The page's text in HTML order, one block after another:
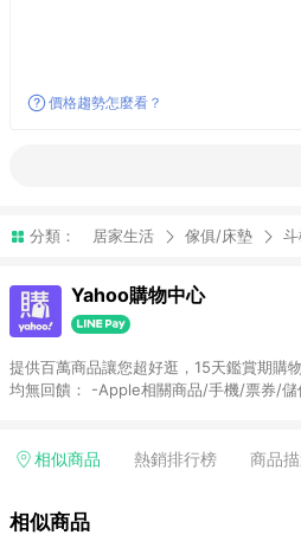
價格趨勢怎麼看？
分類： 居家生活 傢俱/床墊
Yahoo購物中心
提供百萬商品讓您超好逛，15天鑑賞期購物保障！
均無回饋： -Apple相關商品/手機/票券/
Yahoo超贈點回饋者 - 購物中心商店之商
相似商品 熱銷排行榜 商品
相似商品